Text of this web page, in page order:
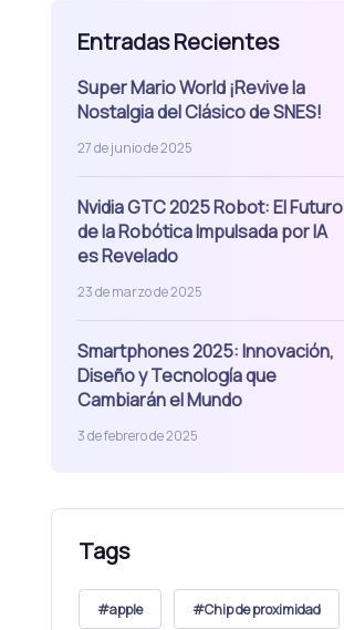
Entradas Recientes
Super Mario World ¡Revive la
Nostalgia del Clásico de SNES!
27 de junio de 2025
Nvidia GTC 2025 Robot: El Futuro
de la Robótica Impulsada por IA
es Revelado
23 de marzo de 2025
Smartphones 2025: Innovación,
Diseño y Tecnología que
Cambiarán el Mundo
3 de febrero de 2025
Tags
apple Chip de proximidad